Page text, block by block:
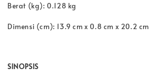
Berat (kg): 0.128 kg
Dimensi (cm): 13.9 cm x 0.8 cm x 20.2 cm
SINOPSIS